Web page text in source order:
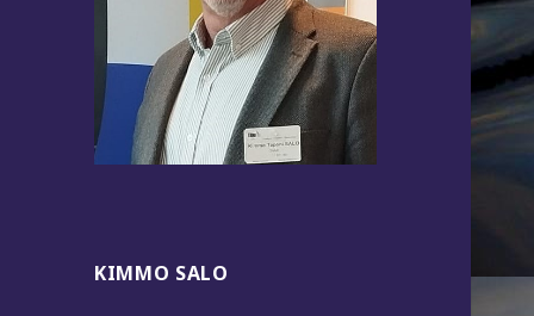
KIMMO SALO